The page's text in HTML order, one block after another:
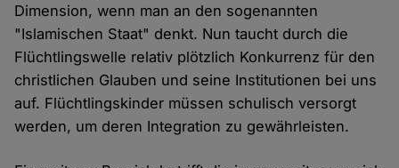
Dimension, wenn man an den sogenannten
"Islamischen Staat" denkt. Nun taucht durch die
Flüchtlingswelle relativ plötzlich Konkurrenz für den
christlichen Glauben und seine Institutionen bei uns
auf. Flüchtlingskinder müssen schulisch versorgt
werden, um deren Integration zu gewährleisten.